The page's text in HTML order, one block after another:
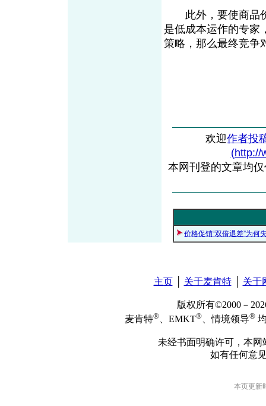
此外，要使商品价
是低成本运作的专家
策略，那么最终竞
欢迎作者投
(http://
本网刊登的文章均
价格促销“双倍退差”为何
主页│ 关于麦肯特│ 关于
版权所有©2000－
麦肯特® 、EMKT® 、情境领导®
未经书面明确许可，本
如有任何意
本页更新